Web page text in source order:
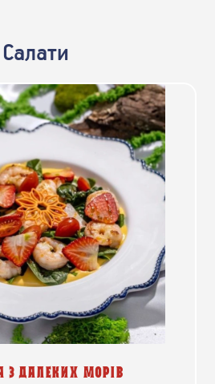
Салати
З ДАЛЕКИХ МОРІВ